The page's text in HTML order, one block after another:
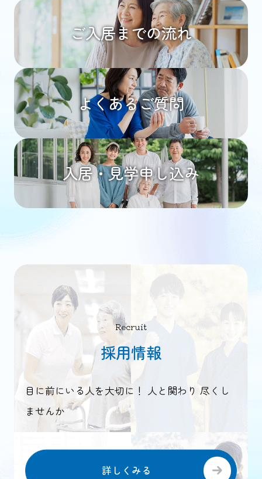
ご入居までの流れ
よくあるご質問
入居・見学申し込み
Recruit
採用情報
目に前にいる人を大切に！ 人と関わり 尽くし
ませんか
詳しくみる